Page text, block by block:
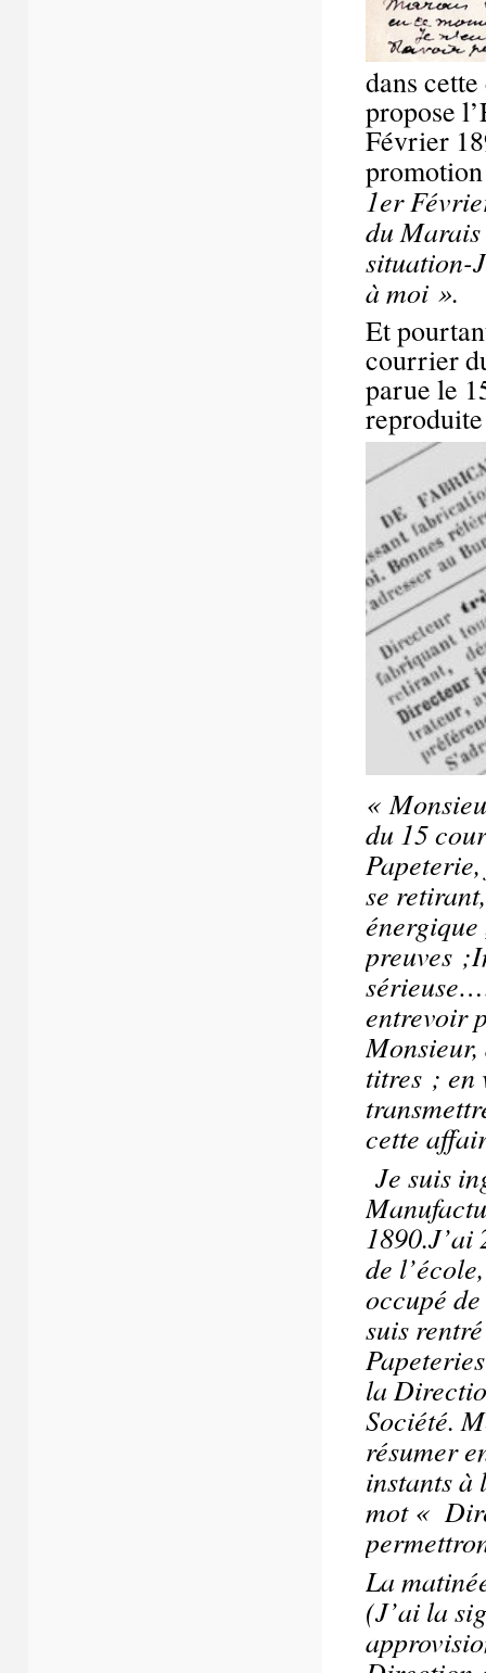
dans
propose
Février
1er
du Marais
situation-
à moi ».
Et
courrier
parue le
«
du 15
se
preuves
entrevoir
Monsieur,
titres ; en
cette
Je suis
1890.J’ai
de
occupé
suis
la
Société.
résumer
instants à
mot «
La
(J’ai la